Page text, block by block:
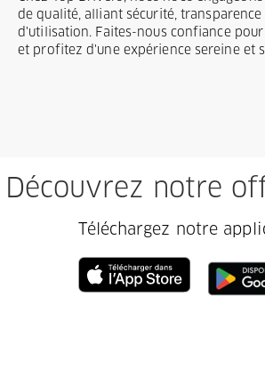
de qualité, alliant sécurité,
d'utilisation. Faites-nous confiance
et profitez d'une expérience sereine et
Découvrez notre
Téléchargez notre